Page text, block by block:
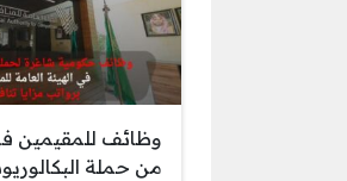
وظائف للمقيمين
من حملة